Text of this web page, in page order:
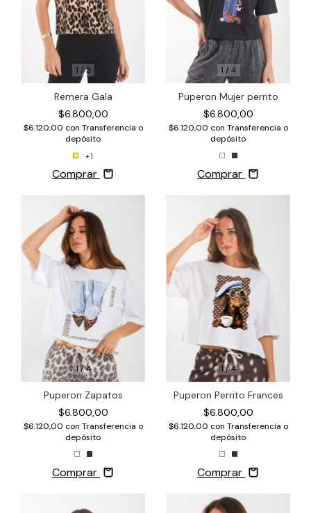
1 /3
Remera Gala
$6.800,00
$6.120,00 con Transferencia o
depósito
+1
Comprar
1 / 4
Puperon Mujer perrito
$6.800,00
$6.120,00 con Transferencia o
depósito
Comprar
1/4
Puperon Zapatos
$6.800,00
$6.120,00 con Transferencia o
depósito
Comprar
1/4
Puperon Perrito Frances
$6.800,00
$6.120,00 con Transferencia o
depósito
Comprar